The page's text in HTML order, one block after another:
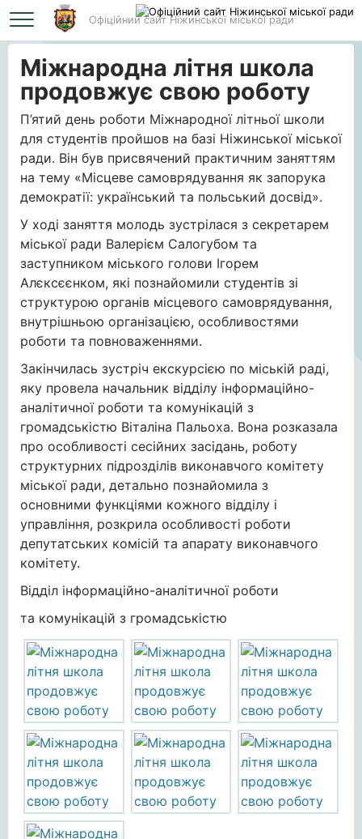
Офіційний сайт Ніжинської міської ради
Головна Міжнародна літня школа продовжує свою роботу
Міжнародна літня школа
продовжує свою роботу
П’ятий день роботи Міжнародної літньої школи
для студентів пройшов на базі Ніжинської міської
ради. Він був присвячений практичним заняттям
на тему «Місцеве самоврядування як запорука
демократії: український та польський досвід».
У ході заняття молодь зустрілася з секретарем
міської ради Валерієм Салогубом та
заступником міського голови Ігорем
Алєксєєнком, які познайомили студентів зі
структурою органів місцевого самоврядування,
внутрішньою організацією, особливостями
роботи та повноваженнями.
Закінчилась зустріч екскурсією по міській раді,
яку провела начальник відділу інформаційно-
аналітичної роботи та комунікацій з
громадськістю Віталіна Пальоха. Вона розказала
про особливості сесійних засідань, роботу
структурних підрозділів виконавчого комітету
міської ради, детально познайомила з
основними функціями кожного відділу і
управління, розкрила особливості роботи
депутатських комісій та апарату виконавчого
комітету.
Відділ інформаційно-аналітичної роботи
та комунікацій з громадськістю